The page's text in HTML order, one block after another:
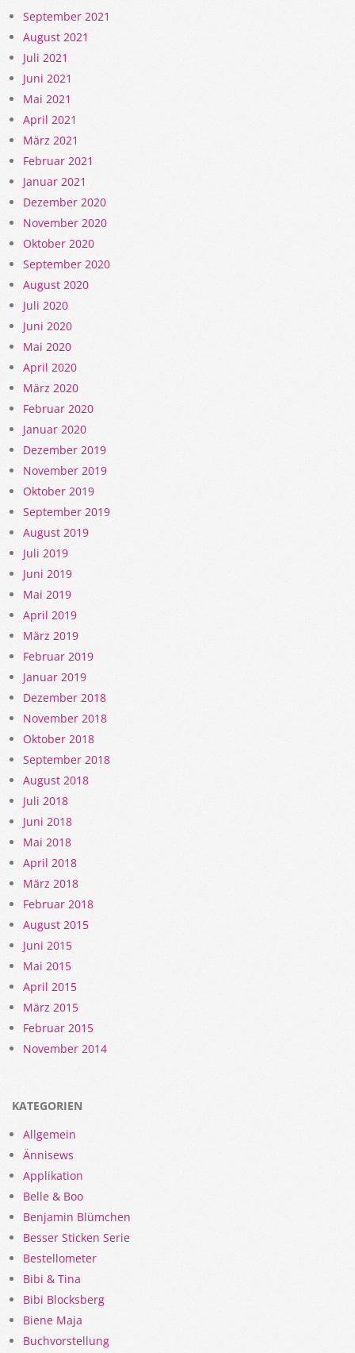
September 2021
August 2021
Juli 2021
Juni 2021
Mai 2021
April 2021
März 2021
Februar 2021
Januar 2021
Dezember 2020
November 2020
Oktober 2020
September 2020
August 2020
Juli 2020
Juni 2020
Mai 2020
April 2020
März 2020
Februar 2020
Januar 2020
Dezember 2019
November 2019
Oktober 2019
September 2019
August 2019
Juli 2019
Juni 2019
Mai 2019
April 2019
März 2019
Februar 2019
Januar 2019
Dezember 2018
November 2018
Oktober 2018
September 2018
August 2018
Juli 2018
Juni 2018
Mai 2018
April 2018
März 2018
Februar 2018
August 2015
Juni 2015
Mai 2015
April 2015
März 2015
Februar 2015
November 2014
KATEGORIEN
Allgemein
Ännisews
Applikation
Belle & Boo
Benjamin Blümchen
Besser Sticken Serie
Bestellometer
Bibi & Tina
Bibi Blocksberg
Biene Maja
Buchvorstellung